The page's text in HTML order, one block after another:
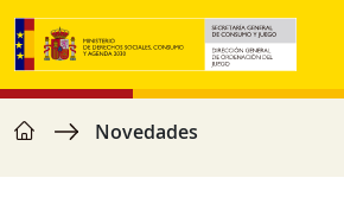
Pasar al contenido principal
Ruta de navegación
home Novedades